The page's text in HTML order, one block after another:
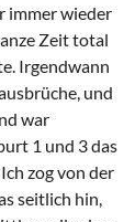
immer wieder
Zeit total
Irgendwann
und
war
1 und 3 das
zog von der
seitlich hin,